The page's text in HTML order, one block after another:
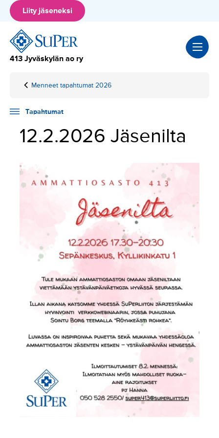
Hyppää
sisältöön
Liity jäseneksi
413 Jyväskylän ao ry
Home
Tapahtumat
Menneet tapahtumat 2026
12.2.2026
Tapahtumat
12.2.2026 Jäsenilta